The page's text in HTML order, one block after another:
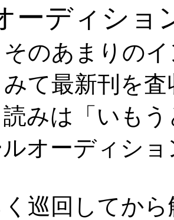
ーディショ
そのあまりの
て最新刊を査
みは「いも
ルオーディシ
く巡回してか